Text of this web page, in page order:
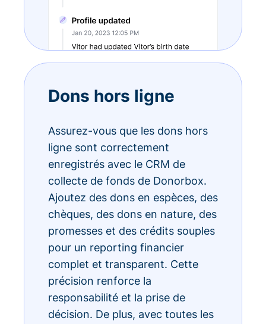
Dons hors ligne
Assurez-vous que les dons hors
ligne sont correctement
enregistrés avec le CRM de
collecte de fonds de Donorbox.
Ajoutez des dons en espèces, des
chèques, des dons en nature, des
promesses et des crédits souples
pour un reporting financier
complet et transparent. Cette
précision renforce la
responsabilité et la prise de
décision. De plus, avec toutes les